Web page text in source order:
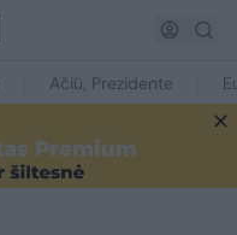
Ačiū, Prezidente